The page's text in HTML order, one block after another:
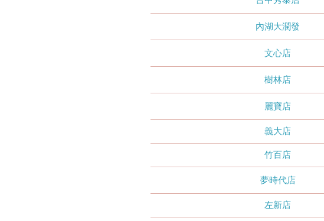
內湖大潤發
文心店
樹林店
麗寶店
義大店
竹百店
夢時代店
左新店